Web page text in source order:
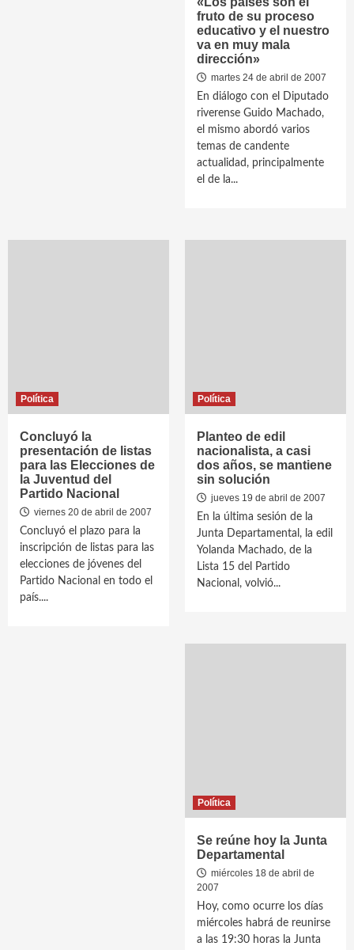
fruto de su proceso
educativo y el nuestro
va en muy mala
dirección»
martes 24 de abril de 2007
En diálogo con el Diputado
riverense Guido Machado,
el mismo abordó varios
temas de candente
actualidad, principalmente
el de la...
Política
Concluyó la
presentación de listas
para las Elecciones de
la Juventud del
Partido Nacional
viernes 20 de abril de 2007
Concluyó el plazo para la
inscripción de listas para las
elecciones de jóvenes del
Partido Nacional en todo el
país....
Política
Planteo de edil
nacionalista, a casi
dos años, se mantiene
sin solución
jueves 19 de abril de 2007
En la última sesión de la
Junta Departamental, la edil
Yolanda Machado, de la
Lista 15 del Partido
Nacional, volvió...
Política
Se reúne hoy la Junta
Departamental
miércoles 18 de abril de
2007
Hoy, como ocurre los días
miércoles habrá de reunirse
a las 19:30 horas la Junta